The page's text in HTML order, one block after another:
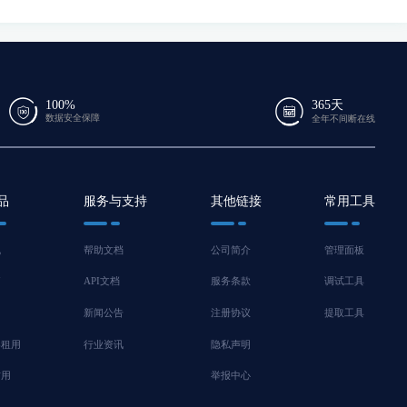
100%
数据安全保障
365天
全年不间断在线
用
服务与支持
帮助文档
API文档
新闻公告
行业资讯
其他链接
公司简介
服务条款
注册协议
隐私声明
举报中心
常用工具
管理面板
调试工具
提取工具